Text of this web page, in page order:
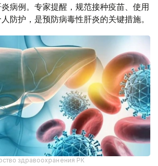
病例。专家提醒，规范接种疫苗、使用
防护，是预防病毒性肝炎的关键措施。
здравоохранения РК